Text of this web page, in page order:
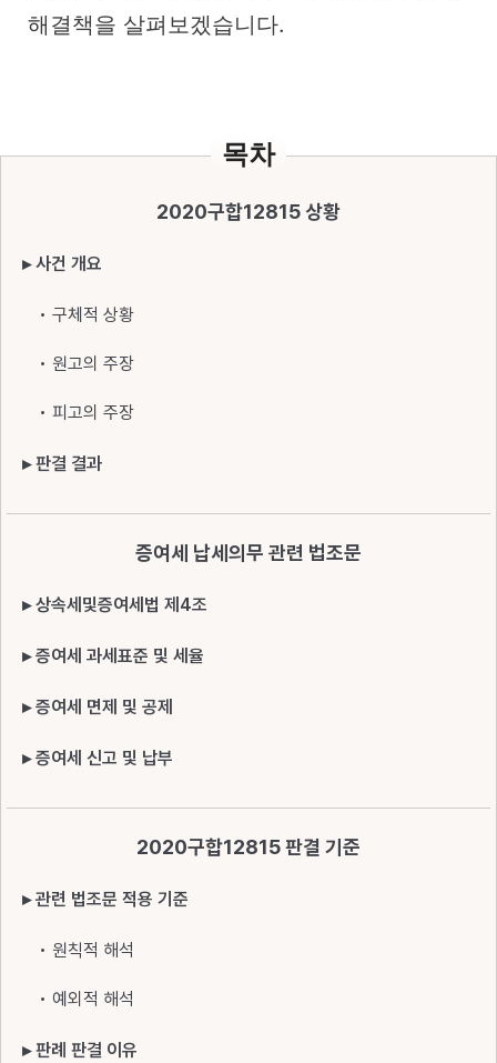
해결책을 살펴보겠습니다.
목차
2020구합12815 상황
▸ 사건 개요
• 구체적 상황
• 원고의 주장
• 피고의 주장
▸ 판결 결과
증여세 납세의무 관련 법조문
▸ 상속세및증여세법 제4조
▸ 증여세 과세표준 및 세율
▸ 증여세 면제 및 공제
▸ 증여세 신고 및 납부
2020구합12815 판결 기준
▸ 관련 법조문 적용 기준
• 원칙적 해석
• 예외적 해석
▸ 판례 판결 이유